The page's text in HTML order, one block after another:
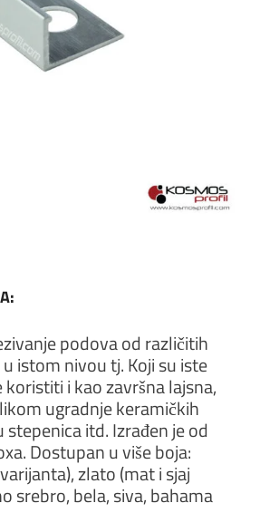
podova od različitih
istom nivou tj. Koji su iste
i kao završna lajsna,
ugradnje keramičkih
stepenica itd. Izrađen je od
Dostupan u više boja:
zlato (mat i sjaj
srebro, bela, siva, bahama